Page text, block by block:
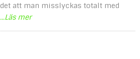
det att man misslyckas totalt med
...Läs mer